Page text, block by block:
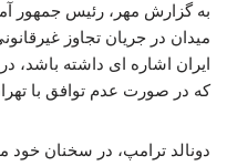
به گزارش مهر، رئیس جمهور
میدان در جریان تجاوز
ایران اشاره ای داشته باشد،
که در صورت عدم توافق با
دونالد ترامپ، در سخنان